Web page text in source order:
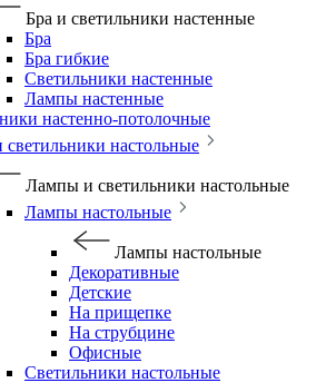
Бра и светильники настенные
Бра
Бра гибкие
Светильники настенные
Лампы настенные
настенно-потолочные
настольные
Лампы и светильники настольные
Лампы настольные
Лампы настольные
Декоративные
Детские
На прищепке
На струбцине
Офисные
Светильники настольные